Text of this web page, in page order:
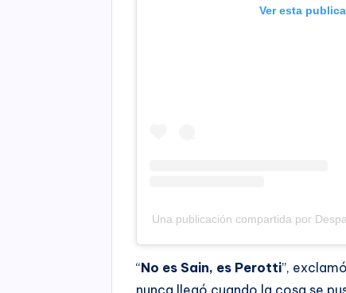
Ver esta
Una publicación compartida por
“No es Sain, es Perotti”,
nunca llegó cuando la cosa se